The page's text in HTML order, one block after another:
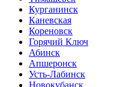
Курганинск
Каневская
Кореновск
Горячий Ключ
Абинск
Апшеронск
Усть-Лабинск
Новокубанск